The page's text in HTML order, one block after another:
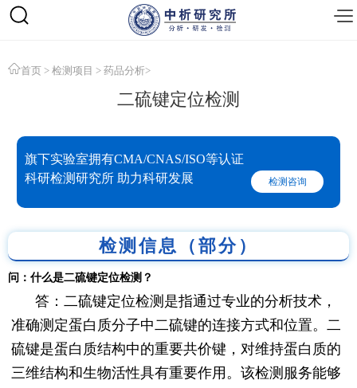
首页 > 检测项目 > 药品分析>
二硫键定位检测
旗下实验室拥有CMA/CNAS/ISO等认证
科研检测研究所 助力科研发展
检测咨询
检测信息（部分）
问：什么是二硫键定位检测？
答：二硫键定位检测是指通过专业的分析技术，
准确测定蛋白质分子中二硫键的连接方式和位置。二
硫键是蛋白质结构中的重要共价键，对维持蛋白质的
三维结构和生物活性具有重要作用。该检测服务能够